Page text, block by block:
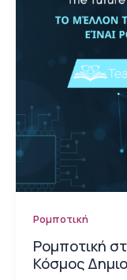
Ρομποτική
Ρομποτική
Κόσμος